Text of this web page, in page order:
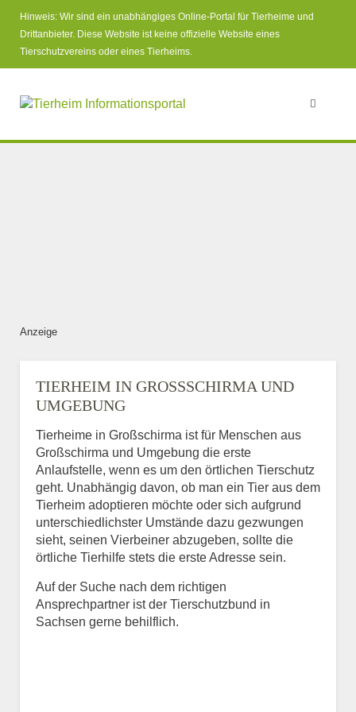
Hinweis: Wir sind ein unabhängiges Online-Portal für Tierheime und
Drittanbieter. Diese Website ist keine offizielle Website eines
Tierschutzvereins oder eines Tierheims.
Anzeige
TIERHEIM IN GROSSSCHIRMA UND U
MGEBUNG
Tierheime in Großschirma ist für Menschen aus
Großschirma und Umgebung die erste
Anlaufstelle, wenn es um den örtlichen Tierschutz
geht. Unabhängig davon, ob man ein Tier aus dem
Tierheim adoptieren möchte oder sich aufgrund
unterschiedlichster Umstände dazu gezwungen
sieht, seinen Vierbeiner abzugeben, sollte die
örtliche Tierhilfe stets die erste Adresse sein.
Auf der Suche nach dem richtigen
Ansprechpartner ist der Tierschutzbund in
Sachsen gerne behilflich.